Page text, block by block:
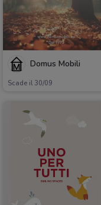
Domus Mobili
Scade il 30/09